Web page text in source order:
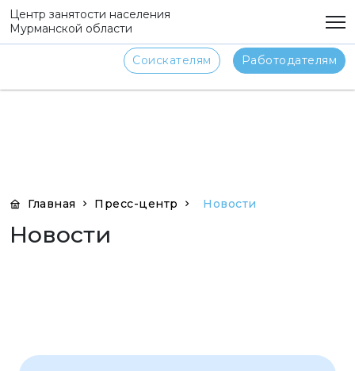
png
Центр занятости населения
Мурманской области
Соискателям Работодателям
Главная Пресс-центр Новости
Новости